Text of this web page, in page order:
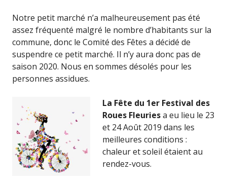
Notre petit marché n’a malheureusement pas été
assez fréquenté malgré le nombre d’habitants sur la
commune, donc le Comité des Fêtes a décidé de
suspendre ce petit marché. Il n’y aura donc pas de
saison 2020. Nous en sommes désolés pour les
personnes assidues.
La Fête du 1er Festival des
Roues Fleuriesa eu lieu le 23
et 24 Août 2019 dans les
meilleures conditions :
chaleur et soleil étaient au
rendez-vous.